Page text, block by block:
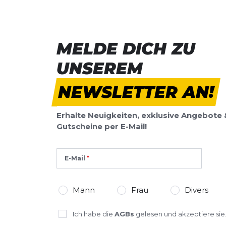
MELDE DICH ZU
UNSEREM
NEWSLETTER AN!
Erhalte Neuigkeiten, exklusive Angebote
Gutscheine per E-Mail!
E-Mail
Mann Frau Divers
Ich habe die AGBs gelesen und akzeptiere sie.